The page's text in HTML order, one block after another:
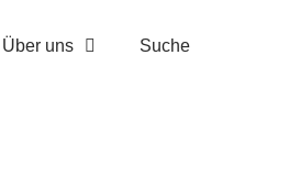
Über uns Suche